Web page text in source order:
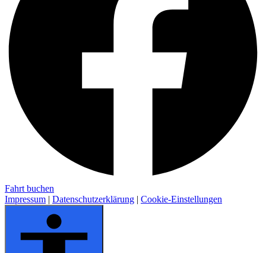
Fahrt buchen
Impressum | Datenschutzerklärung | Cookie-Einstellungen